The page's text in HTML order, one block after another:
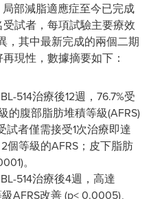
部減脂適應症至今已完成
試者，每項試驗主要療效
，其中最新完成的兩個二期
現性，數據摘要如下：
514治療後12週，76.7%受
的腹部脂肪堆積等級(AFRS)
者僅需接受1次治療即達
個等級的AFRS；皮下脂肪
。
514治療後4週，高達
AFRS改善 (p< 0.0005)、